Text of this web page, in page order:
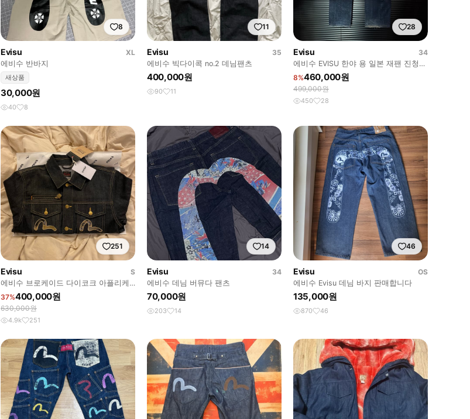
8
Evisu
XL
에비수 반바지
새상품
30,000원
40 8
11
Evisu
35
에비수 빅다이콕 no.2 데님팬츠
400,000원
90 11
28
Evisu
34
에비수 EVISU 한야 용 일본 재팬 진청
데님 연꽃 타투 와이드 35
8%460,000원
499,000원
450 28
251
Evisu
S
에비수 브로케이드 다이코크 아플리케
레귤러 핏 데님 자켓
37%400,000원
630,000원
4.9k 251
14
Evisu
34
에비수 데님 버뮤다 팬츠
70,000원
203 14
46
Evisu
OS
에비수 Evisu 데님 바지 판매합니다
135,000원
870 46